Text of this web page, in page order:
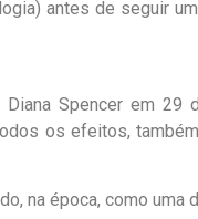
antes de seguir
Spencer em
os efeitos,
na época, como